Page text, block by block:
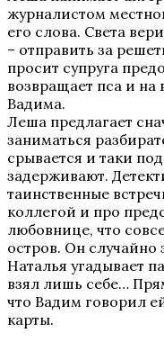
журналистом
его слова. Света
– отправить за
просит супруга
возвращает пса и на
Вадима.
Леша предлагает
заниматься
срывается и таки
задерживают.
таинственные
коллегой и про
любовнице, что
остров. Он случайно
Наталья угадывает
взял лишь себе…
что Вадим говорил
карты.